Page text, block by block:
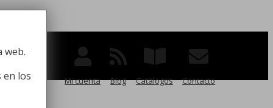
Mi cuenta Blog Catálogos Contacto
web.
en los